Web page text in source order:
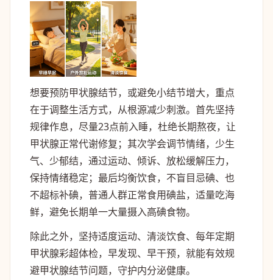
想要预防甲状腺结节，或避免小结节增大，重点
在于调整生活方式，从根源减少刺激。首先坚持
规律作息，尽量23点前入睡，杜绝长期熬夜，让
甲状腺正常代谢修复；其次学会调节情绪，少生
气、少郁结，通过运动、倾诉、放松缓解压力，
保持情绪稳定；最后均衡饮食，不盲目忌碘、也
不超标补碘，普通人群正常食用碘盐，适量吃海
鲜，避免长期单一大量摄入高碘食物。
除此之外，坚持适度运动、清淡饮食、每年定期
甲状腺彩超体检，早发现、早干预，就能有效规
避甲状腺结节问题，守护内分泌健康。